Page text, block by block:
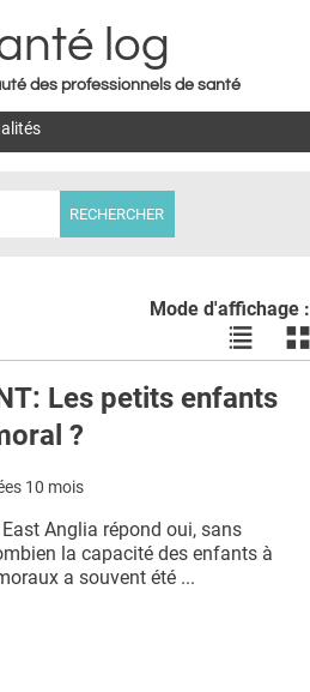
to navigation
log
des professionnels de santé
Mode d'affichage :
Voir
les
en
les
Les petits enfants
?
10 mois
Anglia répond oui, sans
la capacité des enfants à
a souvent été ...